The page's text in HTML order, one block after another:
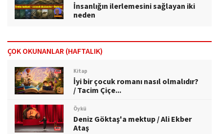
İnsanlığın ilerlemesini sağlayan iki
neden
ÇOK OKUNANLAR (HAFTALIK)
Kitap
İyi bir çocuk romanı nasıl olmalıdır?
/ Tacim Çiçe...
Öykü
Deniz Göktaş'a mektup / Ali Ekber
Ataş